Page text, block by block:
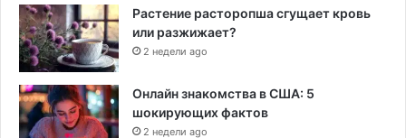
Растение расторопша сгущает кровь
или разжижает?
2 недели ago
Онлайн знакомства в США: 5
шокирующих фактов
2 недели ago